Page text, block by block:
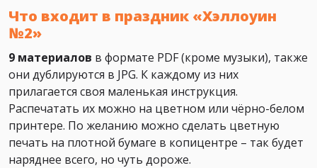
Что входит в праздник «Хэллоуин
№2»
9 материалов в формате PDF (кроме музыки), также
они дублируются в JPG. К каждому из них
прилагается своя маленькая инструкция.
Распечатать их можно на цветном или чёрно-белом
принтере. По желанию можно сделать цветную
печать на плотной бумаге в копицентре – так будет
наряднее всего, но чуть дороже.